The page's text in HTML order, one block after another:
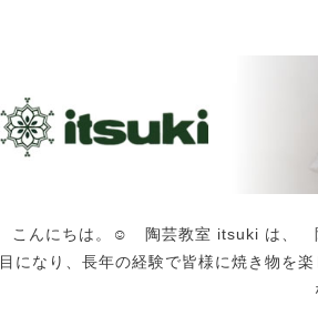
こんにちは。☺️ 陶芸教室 itsuki は、
目になり、長年の経験で皆様に焼き物を